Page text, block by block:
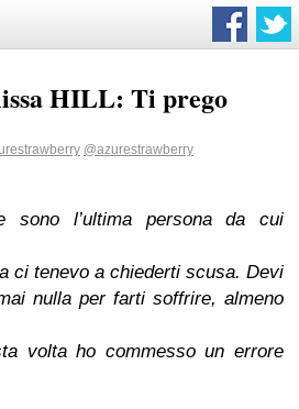
HILL: Ti prego
@azurestrawberry
sono l’ultima persona da cui
ci tenevo a chiederti scusa. Devi
nulla per farti soffrire, almeno
volta ho commesso un errore